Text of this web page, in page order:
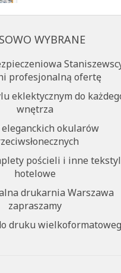
WYBRANE
profesjonalną ofertę
eklektycznym do
wnętrza
okularów
pościeli i inne
hotelowe
drukarnia Warszawa
zapraszamy
druku